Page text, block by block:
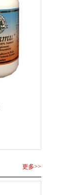
更多>>